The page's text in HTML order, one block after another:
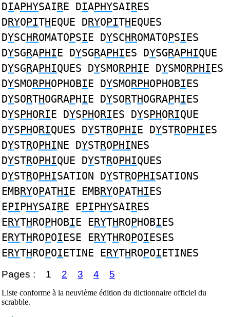
DIAPHYSAIRE DIAPHYSAIRES
DRYOPITHEQUE DRYOPITHEQUES
DYSCHROMATOPSIE DYSCHROMATOPSIES
DYSGRAPHIE DYSGRAPHIES DYSGRAPHIQUE
DYSGRAPHIQUES DYSMORPHIE DYSMORPHIES
DYSMORPHOPHOBIE DYSMORPHOPHOBIES
DYSORTHOGRAPHIE DYSORTHOGRAPHIES
DYSPHORIE DYSPHORIES DYSPHORIQUE
DYSPHORIQUES DYSTROPHIE DYSTROPHIES
DYSTROPHINE DYSTROPHINES
DYSTROPHIQUE DYSTROPHIQUES
DYSTROPHISATION DYSTROPHISATIONS
EMBRYOPATHIE EMBRYOPATHIES
EPIPHYSAIRE EPIPHYSAIRES
ERYTHROPHOBIE ERYTHROPHOBIES
ERYTHROPOIESE ERYTHROPOIESES
ERYTHROPOIETINE ERYTHROPOIETINES
Pages : 1 2 3 4 5
Liste conforme à la neuvième édition du dictionnaire officiel du
scrabble.